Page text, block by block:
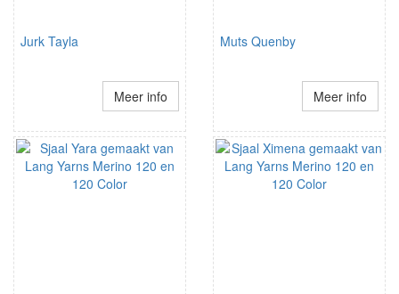
Jurk Tayla
Meer info
Muts Quenby
Meer info